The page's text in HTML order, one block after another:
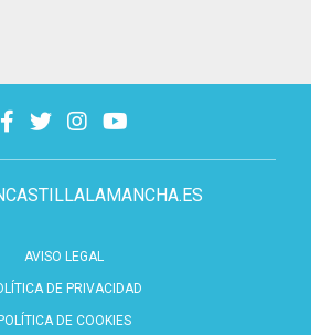
AVISO LEGAL
DE PRIVACIDAD
POLÍTICA DE COOKIES